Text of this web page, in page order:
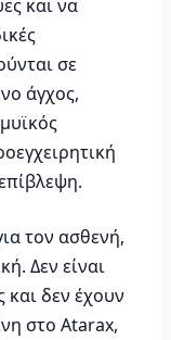
και να
σε
άγχος,
τον ασθενή,
Δεν είναι
και δεν έχουν
στο Atarax,